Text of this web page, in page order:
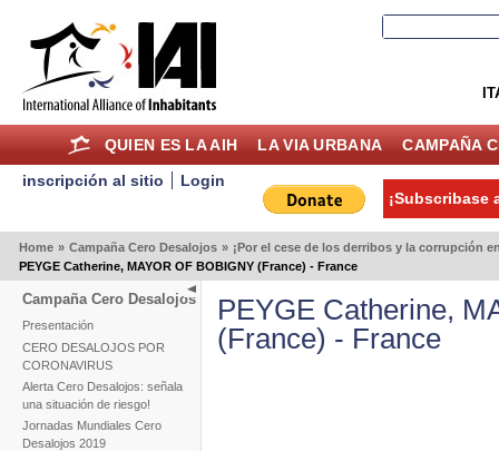
QUIEN ES LA AIH LA VIA URBANA CAMPAÑA
inscripción al sitio
Login
¡Subscribase
Home » Campaña Cero Desalojos » ¡Por el cese de los derribos y la corrupción
PEYGE Catherine, MAYOR OF BOBIGNY (France) - France
Campaña Cero Desalojos
Presentación
CERO DESALOJOS POR
CORONAVIRUS
Alerta Cero Desalojos: señala
una situación de riesgo!
Jornadas Mundiales Cero
Desalojos 2019
PEYGE Catherine,
(France) - France